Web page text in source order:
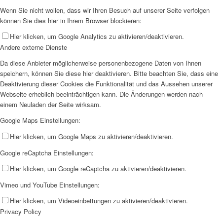
Wenn Sie nicht wollen, dass wir Ihren Besuch auf unserer Seite verfolgen
können Sie dies hier in Ihrem Browser blockieren:
Hier klicken, um Google Analytics zu aktivieren/deaktivieren.
Andere externe Dienste
Da diese Anbieter möglicherweise personenbezogene Daten von Ihnen
speichern, können Sie diese hier deaktivieren. Bitte beachten Sie, dass eine
Deaktivierung dieser Cookies die Funktionalität und das Aussehen unserer
Webseite erheblich beeinträchtigen kann. Die Änderungen werden nach
einem Neuladen der Seite wirksam.
Google Maps Einstellungen:
Hier klicken, um Google Maps zu aktivieren/deaktivieren.
Google reCaptcha Einstellungen:
Hier klicken, um Google reCaptcha zu aktivieren/deaktivieren.
Vimeo und YouTube Einstellungen:
Hier klicken, um Videoeinbettungen zu aktivieren/deaktivieren.
Privacy Policy